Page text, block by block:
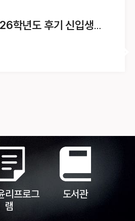
학년도 후기 신입생
리프로그
램
도서관